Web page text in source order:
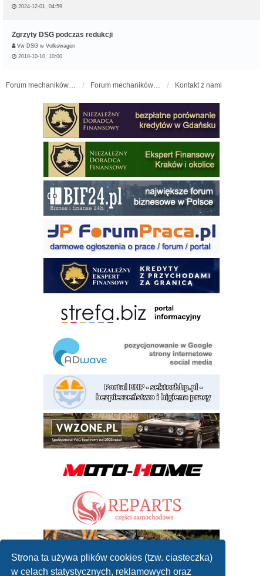
Strona ta używa plików cookies (tzw. ciasteczka)
w celach statystycznych, reklamowych oraz
2024-12-01, 04:59
Zgrzyty DSG podczas redukcji
Vw DSG w Volkswagen
2018-10-10, 10:00
Kontakt z nami